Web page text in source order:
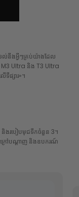
ប់ទល់នឹងអ្វីៗគ្រប់យ៉ាងដែល
M3 Ultra និង T3 Ultra
ទីផ្សារ»។
និងរបៀបមុជទឹកចំនួន 3។
រៅបណ្តាញ និងឧបករណ៍